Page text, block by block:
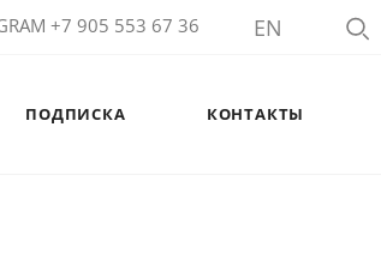
+7 905 553 67 36 EN
ПОДПИСКА КОНТАКТЫ